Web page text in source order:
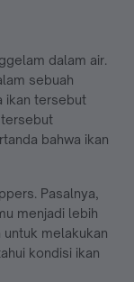
dalam air.
sebuah
ikan tersebut
tersebut
bahwa ikan
Pasalnya,
menjadi lebih
untuk melakukan
kondisi ikan